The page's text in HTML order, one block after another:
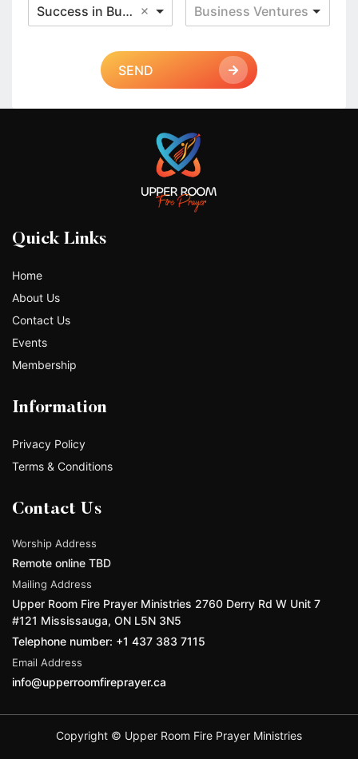
Success in Business Business Ventures
SEND
Quick Links
Home
About Us
Contact Us
Events
Membership
Information
Privacy Policy
Terms & Conditions
Contact Us
Worship Address
Remote online TBD
Mailing Address
Upper Room Fire Prayer Ministries 2760 Derry Rd W Unit 7
#121 Mississauga, ON L5N 3N5
Telephone number: +1 437 383 7115
Email Address
info@upperroomfireprayer.ca
Copyright © Upper Room Fire Prayer Ministries